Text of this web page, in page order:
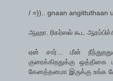
/ =)).. gnaan angittuthaan
ஆஹா. ரிகர்ஸல் கூட
ஏன் சார்... மீன்
குரைக்கிறதுக்கு ஒத்திகை
கேனத்தனமா இருக்கு உங்க